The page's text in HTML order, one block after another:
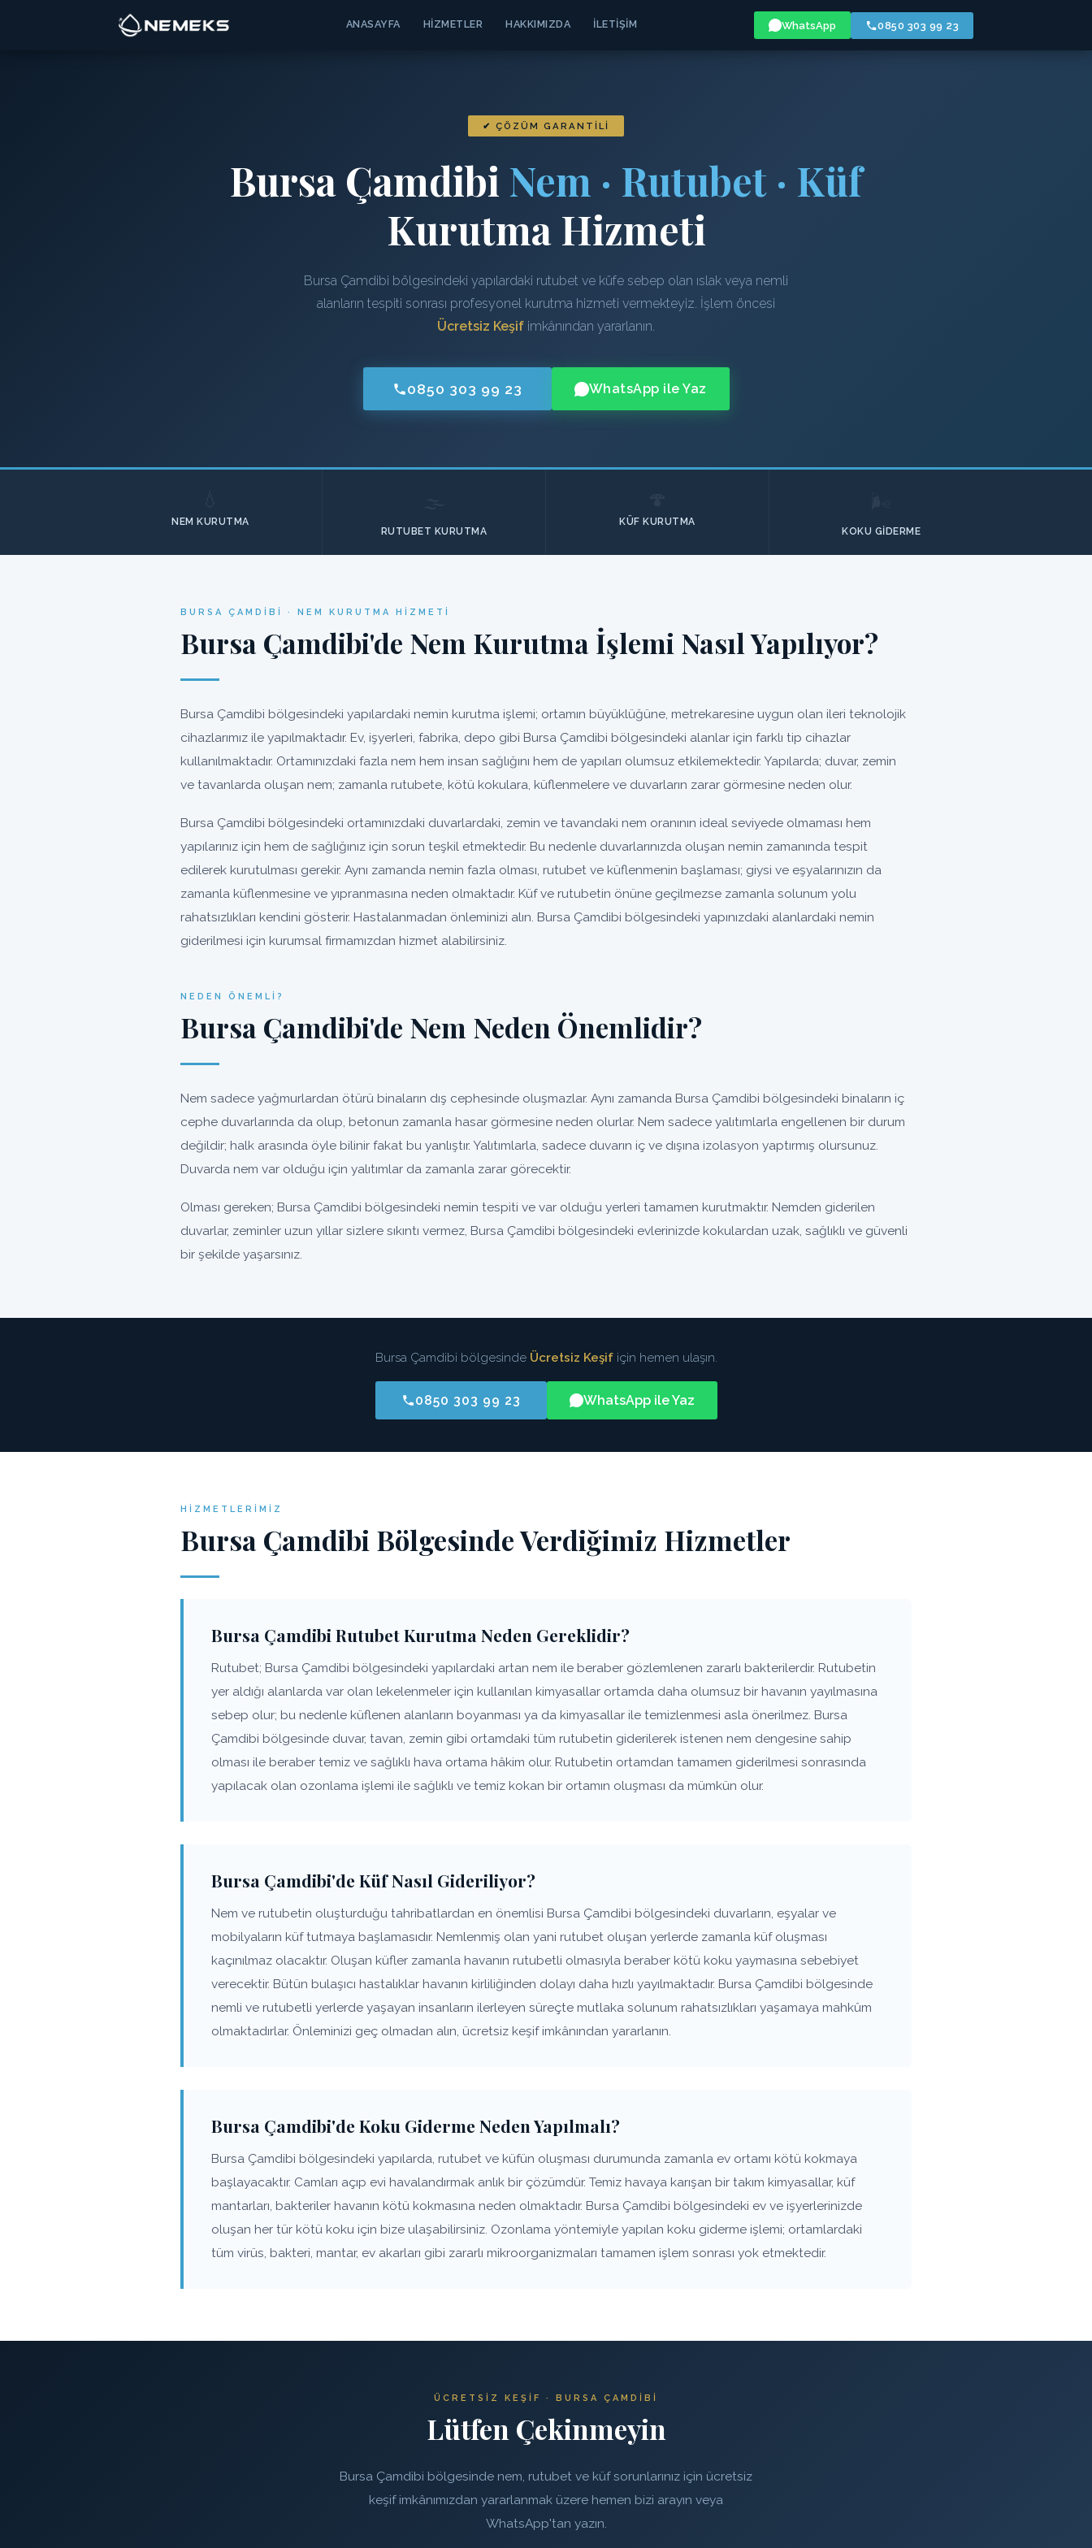
ANASAYFA HIZMETLER HAKKIMIZDA İLETIŞIM WhatsApp 0850 303 99 23
✔ ÇÖZÜM GARANTILI
Bursa Çamdibi Nem · Rutubet · Küf
Kurutma Hizmeti
Bursa Çamdibi bölgesindeki yapılardaki rutubet ve küfe sebep olan ıslak veya nemli
alanların tespiti sonrası profesyonel kurutma hizmeti vermekteyiz. İşlem öncesi
Ücretsiz Keşif imkânından yararlanın.
0850 303 99 23 WhatsApp ile Yaz
NEM KURUTMA
RUTUBET KURUTMA
KÜF KURUTMA
KOKU GIDERME
BURSA ÇAMDIBI · NEM KURUTMA HIZMETI
Bursa Çamdibi'de Nem Kurutma İşlemi Nasıl Yapılıyor?
Bursa Çamdibi bölgesindeki yapılardaki nemin kurutma işlemi; ortamın büyüklüğüne, metrekaresine uygun olan ileri teknolojik
cihazlarımız ile yapılmaktadır. Ev, işyerleri, fabrika, depo gibi Bursa Çamdibi bölgesindeki alanlar için farklı tip cihazlar
kullanılmaktadır. Ortamınızdaki fazla nem hem insan sağlığını hem de yapıları olumsuz etkilemektedir. Yapılarda; duvar, zemin
ve tavanlarda oluşan nem; zamanla rutubete, kötü kokulara, küflenmelere ve duvarların zarar görmesine neden olur.
Bursa Çamdibi bölgesindeki ortamınızdaki duvarlardaki, zemin ve tavandaki nem oranının ideal seviyede olmaması hem
yapılarınız için hem de sağlığınız için sorun teşkil etmektedir. Bu nedenle duvarlarınızda oluşan nemin zamanında tespit
edilerek kurutulması gerekir. Aynı zamanda nemin fazla olması, rutubet ve küflenmenin başlaması; giysi ve eşyalarınızın da
zamanla küflenmesine ve yıpranmasına neden olmaktadır. Küf ve rutubetin önüne geçilmezse zamanla solunum yolu
rahatsızlıkları kendini gösterir. Hastalanmadan önleminizi alın. Bursa Çamdibi bölgesindeki yapınızdaki alanlardaki nemin
giderilmesi için kurumsal firmamızdan hizmet alabilirsiniz.
NEDEN ÖNEMLI?
Bursa Çamdibi'de Nem Neden Önemlidir?
Nem sadece yağmurlardan ötürü binaların dış cephesinde oluşmazlar. Aynı zamanda Bursa Çamdibi bölgesindeki binaların iç
cephe duvarlarında da olup, betonun zamanla hasar görmesine neden olurlar. Nem sadece yalıtımlarla engellenen bir durum
değildir; halk arasında öyle bilinir fakat bu yanlıştır. Yalıtımlarla, sadece duvarın iç ve dışına izolasyon yaptırmış olursunuz.
Duvarda nem var olduğu için yalıtımlar da zamanla zarar görecektir.
Olması gereken; Bursa Çamdibi bölgesindeki nemin tespiti ve var olduğu yerleri tamamen kurutmaktır. Nemden giderilen
duvarlar, zeminler uzun yıllar sizlere sıkıntı vermez, Bursa Çamdibi bölgesindeki evlerinizde kokulardan uzak, sağlıklı ve güvenli
bir şekilde yaşarsınız.
Bursa Çamdibi bölgesinde Ücretsiz Keşifiçin hemen ulaşın.
0850 303 99 23 WhatsApp ile Yaz
HIZMETLERIMIZ
Bursa Çamdibi Bölgesinde Verdiğimiz Hizmetler
Bursa Çamdibi Rutubet Kurutma Neden Gereklidir?
Rutubet; Bursa Çamdibi bölgesindeki yapılardaki artan nem ile beraber gözlemlenen zararlı bakterilerdir. Rutubetin
yer aldığı alanlarda var olan lekelenmeler için kullanılan kimyasallar ortamda daha olumsuz bir havanın yayılmasına
sebep olur; bu nedenle küflenen alanların boyanması ya da kimyasallar ile temizlenmesi asla önerilmez. Bursa
Çamdibi bölgesinde duvar, tavan, zemin gibi ortamdaki tüm rutubetin giderilerek istenen nem dengesine sahip
olması ile beraber temiz ve sağlıklı hava ortama hâkim olur. Rutubetin ortamdan tamamen giderilmesi sonrasında
yapılacak olan ozonlama işlemi ile sağlıklı ve temiz kokan bir ortamın oluşması da mümkün olur.
Bursa Çamdibi'de Küf Nasıl Gideriliyor?
Nem ve rutubetin oluşturduğu tahribatlardan en önemlisi Bursa Çamdibi bölgesindeki duvarların, eşyalar ve
mobilyaların küf tutmaya başlamasıdır. Nemlenmiş olan yani rutubet oluşan yerlerde zamanla küf oluşması
kaçınılmaz olacaktır. Oluşan küfler zamanla havanın rutubetli olmasıyla beraber kötü koku yaymasına sebebiyet
verecektir. Bütün bulaşıcı hastalıklar havanın kirliliğinden dolayı daha hızlı yayılmaktadır. Bursa Çamdibi bölgesinde
nemli ve rutubetli yerlerde yaşayan insanların ilerleyen süreçte mutlaka solunum rahatsızlıkları yaşamaya mahkûm
olmaktadırlar. Önleminizi geç olmadan alın, ücretsiz keşif imkânından yararlanın.
Bursa Çamdibi'de Koku Giderme Neden Yapılmalı?
Bursa Çamdibi bölgesindeki yapılarda, rutubet ve küfün oluşması durumunda zamanla ev ortamı kötü kokmaya
başlayacaktır. Camları açıp evi havalandırmak anlık bir çözümdür. Temiz havaya karışan bir takım kimyasallar, küf
mantarları, bakteriler havanın kötü kokmasına neden olmaktadır. Bursa Çamdibi bölgesindeki ev ve işyerlerinizde
oluşan her tür kötü koku için bize ulaşabilirsiniz. Ozonlama yöntemiyle yapılan koku giderme işlemi; ortamlardaki
tüm virüs, bakteri, mantar, ev akarları gibi zararlı mikroorganizmaları tamamen işlem sonrası yok etmektedir.
ÜCRETSIZ KEŞIF · BURSA ÇAMDIBI
Lütfen Çekinmeyin
Bursa Çamdibi bölgesinde nem, rutubet ve küf sorunlarınız için ücretsiz
keşif imkânımızdan yararlanmak üzere hemen bizi arayın veya
WhatsApp'tan yazın.